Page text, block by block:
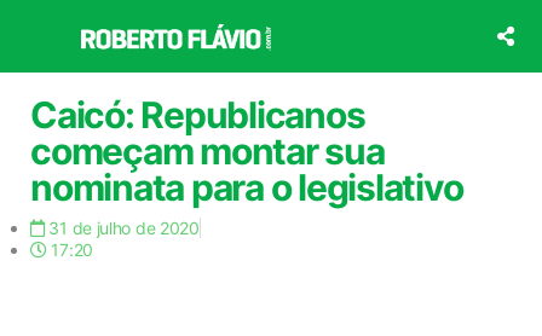
o
conteúdo
Caicó: Republicanos
começam montar sua
nominata para o legislativo
31 de julho de 2020
17:20